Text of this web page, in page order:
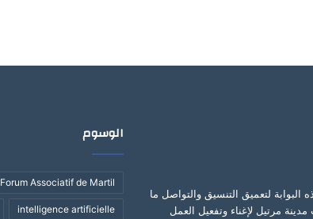
البوابة لتعميق التنسيق والتواصل ما
مرتيل لإغناء وتفعيل العمل
الوسوم
Forum Associatif de Martil
intelligence artificielle